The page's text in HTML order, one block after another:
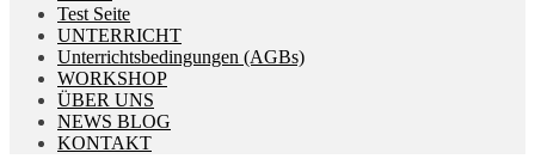
Test Seite
UNTERRICHT
Unterrichtsbedingungen (AGBs)
WORKSHOP
ÜBER UNS
NEWS BLOG
KONTAKT